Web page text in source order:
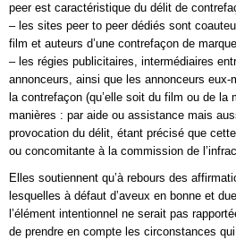
peer est caractéristique du délit de
– les sites peer to peer dédiés sont
film et auteurs d’une contrefaçon de
– les régies publicitaires, intermédiaires
annonceurs, ainsi que les annonceurs
la contrefaçon (qu’elle soit du film ou de la
manières : par aide ou assistance mais
provocation du délit, étant précisé que
ou concomitante à la commission de
Elles soutiennent qu’à rebours des
lesquelles à défaut d’aveux en bonne et
l’élément intentionnel ne serait pas
de prendre en compte les circonstances